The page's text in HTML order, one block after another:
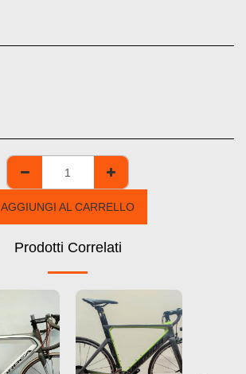
AGGIUNGI AL CARRELLO
Prodotti Correlati